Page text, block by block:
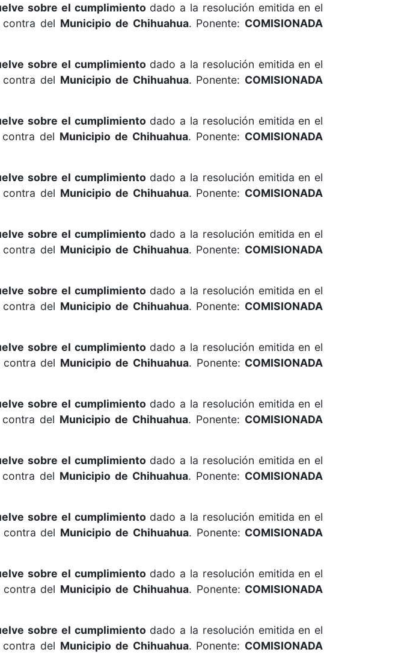
sobre el cumplimiento dado a la resolución emitida en el
del Municipio de Chihuahua. Ponente: COMISIONADA
sobre el cumplimiento dado a la resolución emitida en el
del Municipio de Chihuahua. Ponente: COMISIONADA
sobre el cumplimiento dado a la resolución emitida en el
del Municipio de Chihuahua. Ponente: COMISIONADA
sobre el cumplimiento dado a la resolución emitida en el
del Municipio de Chihuahua. Ponente: COMISIONADA
sobre el cumplimiento dado a la resolución emitida en el
del Municipio de Chihuahua. Ponente: COMISIONADA
sobre el cumplimiento dado a la resolución emitida en el
del Municipio de Chihuahua. Ponente: COMISIONADA
sobre el cumplimiento dado a la resolución emitida en el
del Municipio de Chihuahua. Ponente: COMISIONADA
sobre el cumplimiento dado a la resolución emitida en el
del Municipio de Chihuahua. Ponente: COMISIONADA
sobre el cumplimiento dado a la resolución emitida en el
del Municipio de Chihuahua. Ponente: COMISIONADA
sobre el cumplimiento dado a la resolución emitida en el
del Municipio de Chihuahua. Ponente: COMISIONADA
sobre el cumplimiento dado a la resolución emitida en el
del Municipio de Chihuahua. Ponente: COMISIONADA
sobre el cumplimiento dado a la resolución emitida en el
del Municipio de Chihuahua. Ponente: COMISIONADA